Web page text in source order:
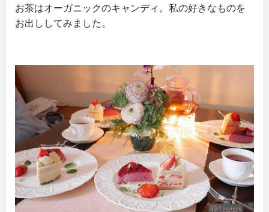
お茶はオーガニックのキャンディ。私の好きなものを
お出ししてみました。